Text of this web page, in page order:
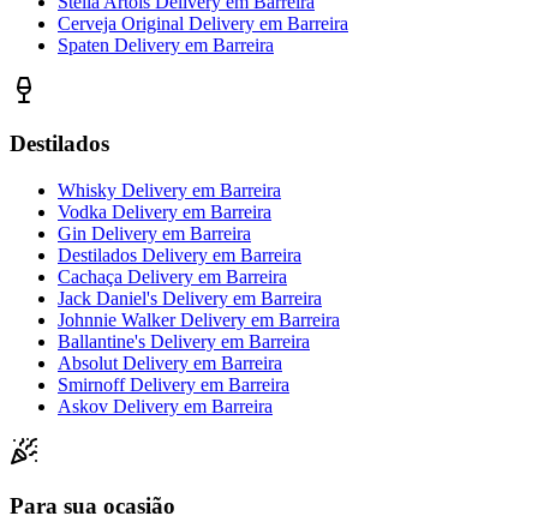
Cerveja Original Delivery em Barreira
Spaten Delivery em Barreira
Destilados
Whisky Delivery em Barreira
Vodka Delivery em Barreira
Gin Delivery em Barreira
Destilados Delivery em Barreira
Cachaça Delivery em Barreira
Jack Daniel's Delivery em Barreira
Johnnie Walker Delivery em Barreira
Ballantine's Delivery em Barreira
Absolut Delivery em Barreira
Smirnoff Delivery em Barreira
Askov Delivery em Barreira
Para sua ocasião